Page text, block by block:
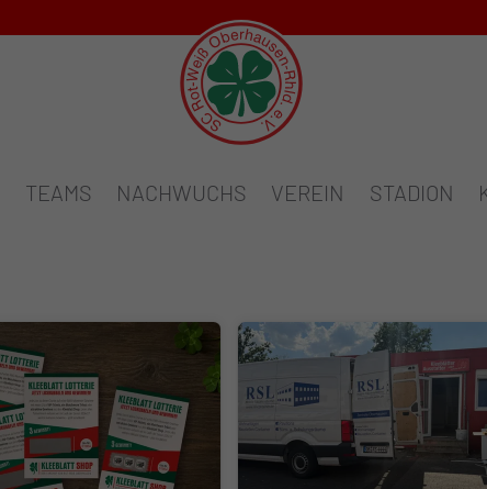
TEAMS NACHWUCHS VEREIN STADION